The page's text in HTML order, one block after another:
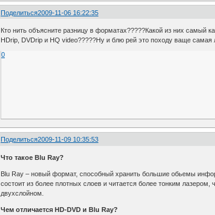
Поделиться2009-11-06 16:22:35
Кто нить объясните разницу в форматах?????Какой из них самый
HDrip, DVDrip и HQ video?????Ну и блю рей это походу ваще
0
Поделиться2009-11-09 10:35:53
Что такое Blu Ray?
Blu Ray – новый формат, способный хранить большие обьемы
состоит из более плотных слоев и читается более тонким
двухслойном.
Чем отличается HD-DVD и Blu Ray?